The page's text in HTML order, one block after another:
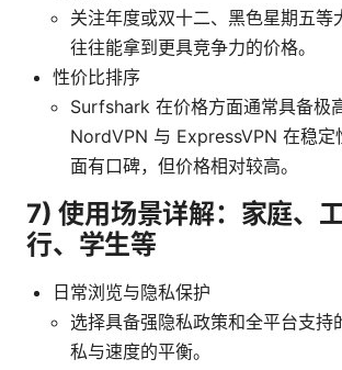
关注年度或双十二、黑色星期五等
往往能拿到更具竞争力的价格。
性价比排序
Surfshark 在价格方面通常具备极
NordVPN 与 ExpressVPN 在稳定
面有口碑，但价格相对较高。
7) 使用场景详解：家庭、
行、学生等
日常浏览与隐私保护
选择具备强隐私政策和全平台支持
私与速度的平衡。